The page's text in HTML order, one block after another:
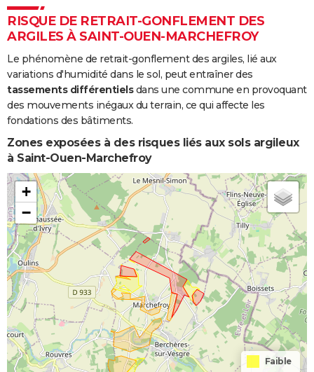
RISQUE DE RETRAIT-GONFLEMENT DES
ARGILES À SAINT-OUEN-MARCHEFROY
Le phénomène de retrait-gonflement des argiles, lié aux
variations d'humidité dans le sol, peut entraîner des
tassements différentielsdans une commune en provoquant
des mouvements inégaux du terrain, ce qui affecte les
fondations des bâtiments.
Zones exposées à des risques liés aux sols argileux
à Saint-Ouen-Marchefroy
+
−
Faible